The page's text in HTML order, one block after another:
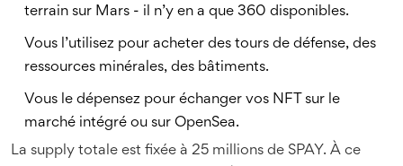
terrain sur Mars - il n’y en a que 360 disponibles.
Vous l’utilisez pour acheter des tours de défense, des
ressources minérales, des bâtiments.
Vous le dépensez pour échanger vos NFT sur le
marché intégré ou sur OpenSea.
La supply totale est fixée à 25 millions de SPAY. À ce